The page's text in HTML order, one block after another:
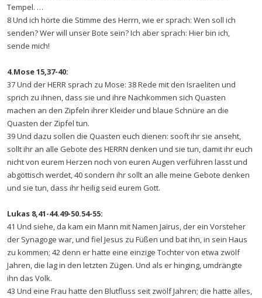
Tempel. …
8 Und ich hörte die Stimme des Herrn, wie er sprach: Wen soll ich
senden? Wer will unser Bote sein? Ich aber sprach: Hier bin ich,
sende mich!
4.Mose 15,37-40:
37 Und der HERR sprach zu Mose: 38 Rede mit den Israeliten und
sprich zu ihnen, dass sie und ihre Nachkommen sich Quasten
machen an den Zipfeln ihrer Kleider und blaue Schnüre an die
Quasten der Zipfel tun.
39 Und dazu sollen die Quasten euch dienen: sooft ihr sie anseht,
sollt ihr an alle Gebote des HERRN denken und sie tun, damit ihr euch
nicht von eurem Herzen noch von euren Augen verführen lasst und
abgöttisch werdet, 40 sondern ihr sollt an alle meine Gebote denken
und sie tun, dass ihr heilig seid eurem Gott.
Lukas 8,41-44.49-50.54-55:
41 Und siehe, da kam ein Mann mit Namen Jaïrus, der ein Vorsteher
der Synagoge war, und fiel Jesus zu Füßen und bat ihn, in sein Haus
zu kommen; 42 denn er hatte eine einzige Tochter von etwa zwölf
Jahren, die lag in den letzten Zügen. Und als er hinging, umdrängte
ihn das Volk.
43 Und eine Frau hatte den Blutfluss seit zwölf Jahren; die hatte alles,